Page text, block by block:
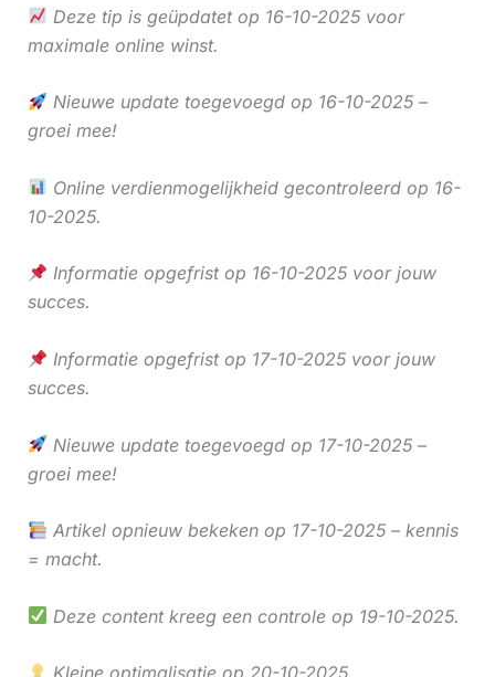
Deze tip is geüpdatet op 16-10-2025 voor
maximale online winst.
Nieuwe update toegevoegd op 16-10-2025 –
groei mee!
Online verdienmogelijkheid gecontroleerd op 16-
10-2025.
Informatie opgefrist op 16-10-2025 voor jouw
succes.
Informatie opgefrist op 17-10-2025 voor jouw
succes.
Nieuwe update toegevoegd op 17-10-2025 –
groei mee!
Artikel opnieuw bekeken op 17-10-2025 – kennis
= macht.
Deze content kreeg een controle op 19-10-2025.